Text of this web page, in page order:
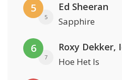
5
5
Ed Sheeran
Sapphire
6
7
Roxy Dekker,
Hoe Het Is